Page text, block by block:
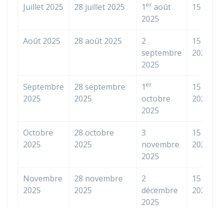
Juillet 2025 28 juillet 2025 1 er août
2025
15
Août 2025 28 août 2025
2
septembre
2025
15
2025
Septembre
2025
28 septembre
2025
1 er
octobre
2025
15
2025
Octobre
2025
28 octobre
2025
3
novembre
2025
15
2025
Novembre
2025
28 novembre
2025
2
décembre
2025
15
2025